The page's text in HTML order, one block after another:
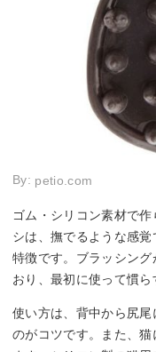
By: petio.com
ゴム・シリコン素材で
シは、撫でるような感
特徴です。ブラッシン
おり、最初に使って慣ら
使い方は、背中から尻
のがコツです。また、